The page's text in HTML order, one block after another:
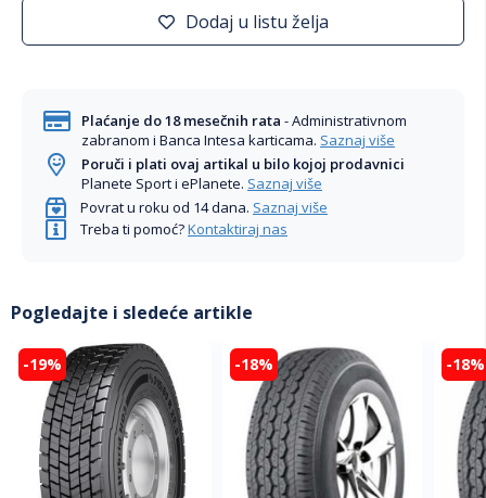
Dodaj u listu želja
Plaćanje do 18 mesečnih rata - Administrativnom
zabranom i Banca Intesa karticama. Saznaj više
Poruči i plati ovaj artikal u bilo kojoj prodavnici
Planete Sport i ePlanete. Saznaj više
Povrat u roku od 14 dana. Saznaj više
Treba ti pomoć?Kontaktiraj nas
Pogledajte i sledeće artikle
-19% -18% -18%